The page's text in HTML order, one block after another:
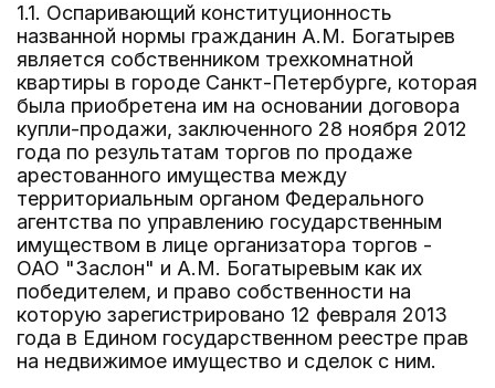
1.1. Оспаривающий конституционность
названной нормы гражданин А.М. Богатырев
является собственником трехкомнатной
квартиры в городе Санкт-Петербурге, которая
была приобретена им на основании договора
купли-продажи, заключенного 28 ноября 2012
года по результатам торгов по продаже
арестованного имущества между
территориальным органом Федерального
агентства по управлению государственным
имуществом в лице организатора торгов -
ОАО "Заслон" и А.М. Богатыревым как их
победителем, и право собственности на
которую зарегистрировано 12 февраля 2013
года в Едином государственном реестре прав
на недвижимое имущество и сделок с ним.